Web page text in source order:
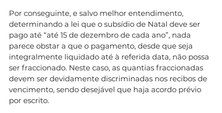
Por conseguinte, e salvo melhor entendimento,
determinando a lei que o subsídio de Natal deve ser
pago até “até 15 de dezembro de cada ano”, nada
parece obstar a que o pagamento, desde que seja
integralmente liquidado até à referida data, não possa
ser fraccionado. Neste caso, as quantias fraccionadas
devem ser devidamente discriminadas nos recibos de
vencimento, sendo desejável que haja acordo prévio
por escrito.